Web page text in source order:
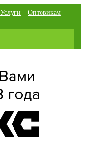
Услуги
Оптовикам